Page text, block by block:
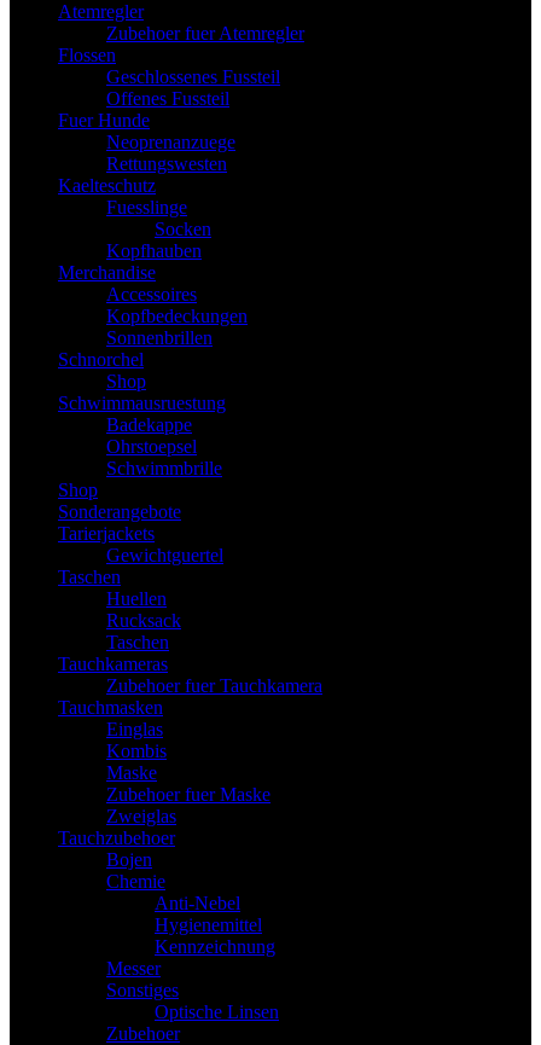
Atemregler
Zubehoer fuer Atemregler
Flossen
Geschlossenes Fussteil
Offenes Fussteil
Fuer Hunde
Neoprenanzuege
Rettungswesten
Kaelteschutz
Fuesslinge
Socken
Kopfhauben
Merchandise
Accessoires
Kopfbedeckungen
Sonnenbrillen
Schnorchel
Shop
Schwimmausruestung
Badekappe
Ohrstoepsel
Schwimmbrille
Shop
Sonderangebote
Tarierjackets
Gewichtguertel
Taschen
Huellen
Rucksack
Taschen
Tauchkameras
Zubehoer fuer Tauchkamera
Tauchmasken
Einglas
Kombis
Maske
Zubehoer fuer Maske
Zweiglas
Tauchzubehoer
Bojen
Chemie
Anti-Nebel
Hygienemittel
Kennzeichnung
Messer
Sonstiges
Optische Linsen
Zubehoer